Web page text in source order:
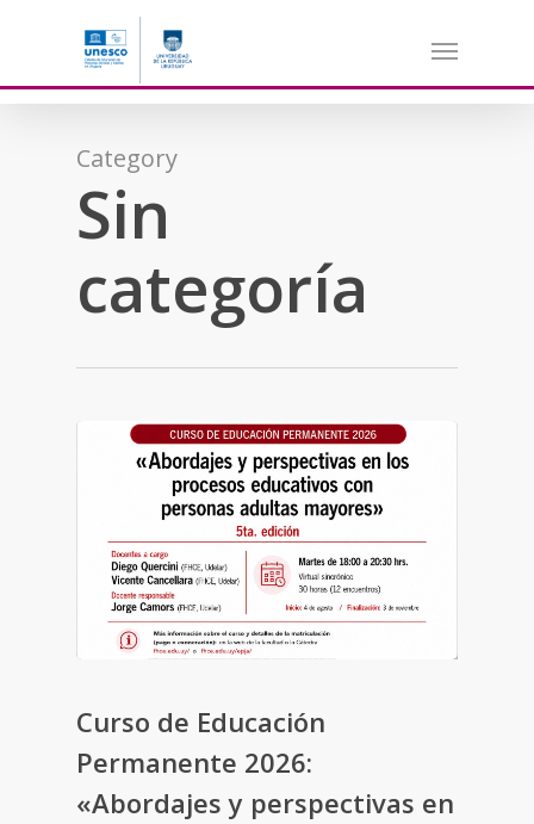
content
Category
Sin
categoría
Curso de Educación
Permanente 2026:
«Abordajes y perspectivas en